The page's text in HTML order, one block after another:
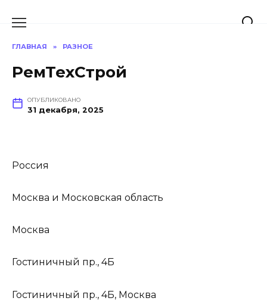
ГЛАВНАЯ » РАЗНОЕ
РемТехСтрой
ОПУБЛИКОВАНО
31 декабря, 2025
Россия
Москва и Московская область
Москва
Гостиничный пр., 4Б
Гостиничный пр., 4Б, Москва